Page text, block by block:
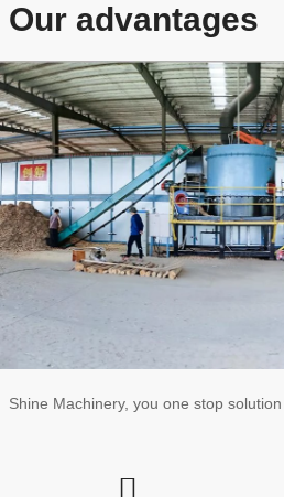
Our advantages
Shine Machinery, you one stop